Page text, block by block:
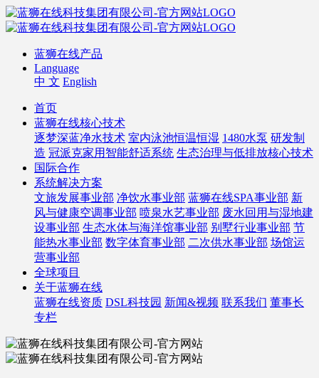
蓝狮在线产品
Language
中 文 English
首页
蓝狮在线核心技术
逐梦深蓝净水技术 室内泳池恒温恒湿 1480水泵 研发制
造 冠派克家用智能舒适系统 生态治理与低排放核心技术
国际合作
系统解决方案
文旅发展事业部 净饮水事业部 蓝狮在线SPA事业部 新
风与健康空调事业部 喷泉水艺事业部 废水回用与湿地建
设事业部 生态水体与海洋馆事业部 别墅行业事业部 节
能热水事业部 数字体育事业部 二次供水事业部 场馆运
营事业部
全球项目
关于蓝狮在线
蓝狮在线资质 DSL科技园 新闻&视频 联系我们 董事长
专栏